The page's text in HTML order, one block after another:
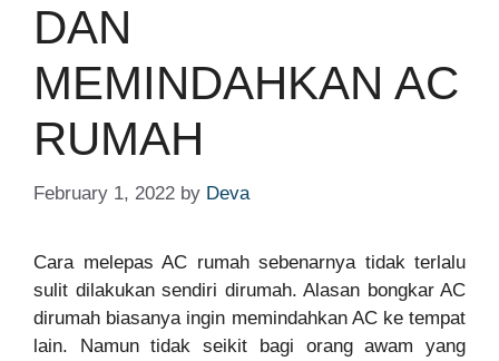
DAN
MEMINDAHKAN AC
RUMAH
February 1, 2022 by Deva
Cara melepas AC rumah sebenarnya tidak terlalu
sulit dilakukan sendiri dirumah. Alasan bongkar AC
dirumah biasanya ingin memindahkan AC ke tempat
lain. Namun tidak seikit bagi orang awam yang